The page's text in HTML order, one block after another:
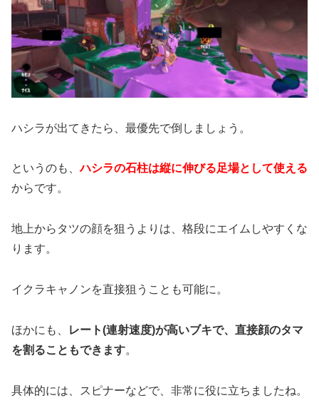
ハシラが出てきたら、最優先で倒しましょう。
というのも、ハシラの石柱は縦に伸びる足場として使える
からです。
地上からタツの顔を狙うよりは、格段にエイムしやすくな
ります。
イクラキャノンを直接狙うことも可能に。
ほかにも、
レート(連射速度)が高いブキで、直接顔のタマ
を割ることもできます。
具体的には、スピナーなどで、非常に役に立ちましたね。